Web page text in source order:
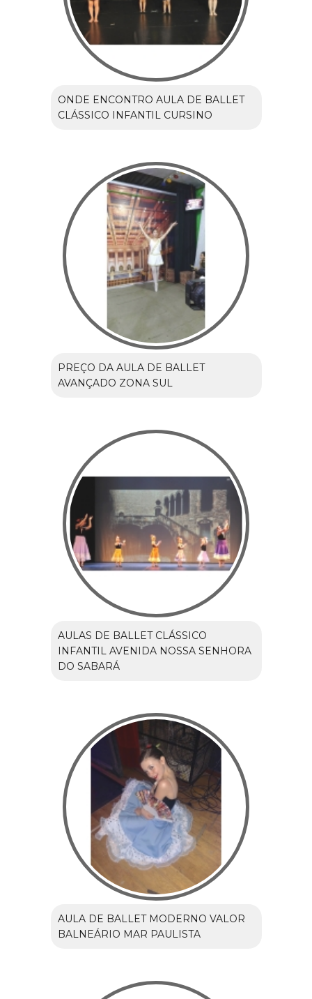
ONDE ENCONTRO AULA DE BALLET
CLÁSSICO INFANTIL CURSINO
PREÇO DA AULA DE BALLET
AVANÇADO ZONA SUL
AULAS DE BALLET CLÁSSICO
INFANTIL AVENIDA NOSSA SENHORA
DO SABARÁ
AULA DE BALLET MODERNO VALOR
BALNEÁRIO MAR PAULISTA